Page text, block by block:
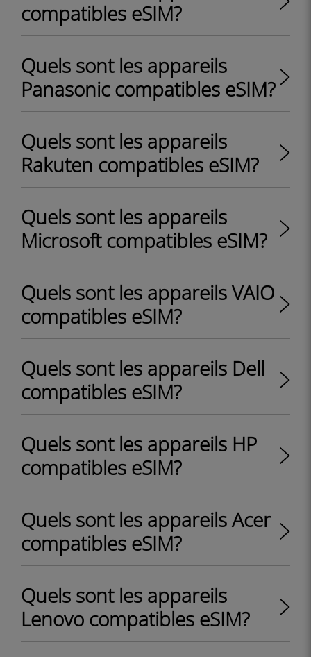
compatibles eSIM?
Quels sont les appareils
Panasonic compatibles eSIM?
Quels sont les appareils
Rakuten compatibles eSIM?
Quels sont les appareils
Microsoft compatibles eSIM?
Quels sont les appareils VAIO
compatibles eSIM?
Quels sont les appareils Dell
compatibles eSIM?
Quels sont les appareils HP
compatibles eSIM?
Quels sont les appareils Acer
compatibles eSIM?
Quels sont les appareils
Lenovo compatibles eSIM?